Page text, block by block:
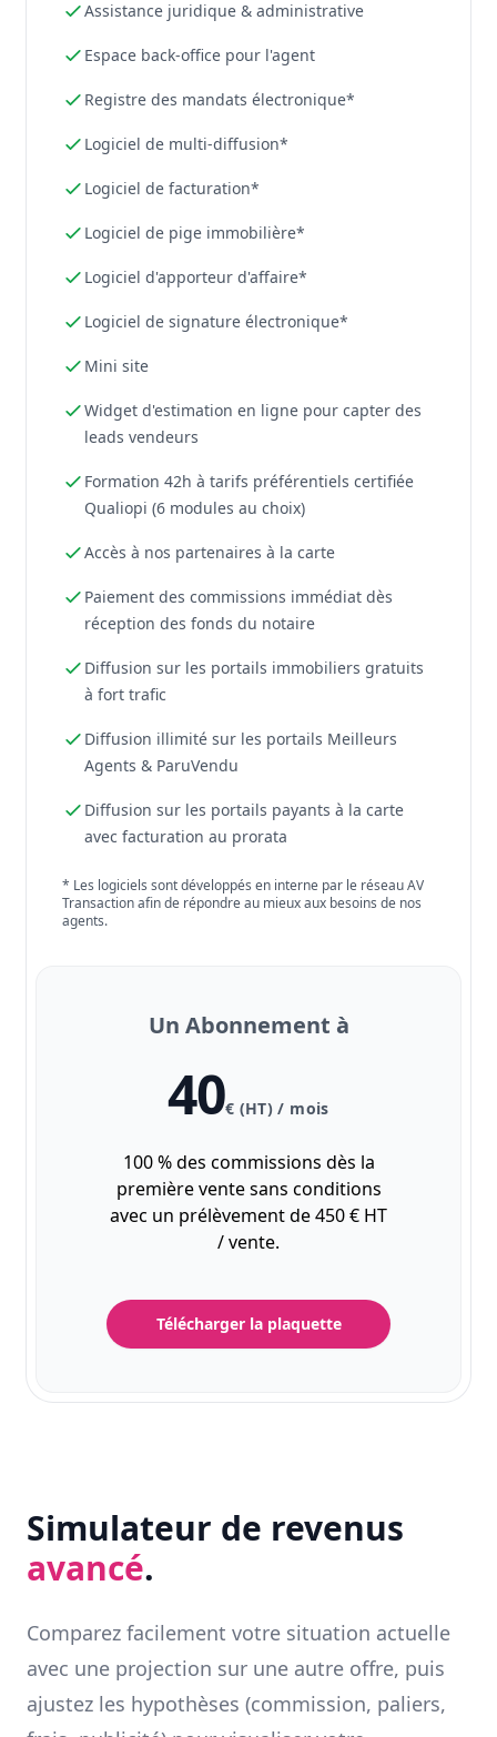
Assistance juridique & administrative
Espace back-office pour l'agent
Registre des mandats électronique*
Logiciel de multi-diffusion*
Logiciel de facturation*
Logiciel de pige immobilière*
Logiciel d'apporteur d'affaire*
Logiciel de signature électronique*
Mini site
Widget d'estimation en ligne pour capter des
leads vendeurs
Formation 42h à tarifs préférentiels certifiée
Qualiopi (6 modules au choix)
Accès à nos partenaires à la carte
Paiement des commissions immédiat dès
réception des fonds du notaire
Diffusion sur les portails immobiliers gratuits
à fort trafic
Diffusion illimité sur les portails Meilleurs
Agents & ParuVendu
Diffusion sur les portails payants à la carte
avec facturation au prorata
* Les logiciels sont développés en interne par le réseau AV
Transaction afin de répondre au mieux aux besoins de nos
agents.
Un Abonnement à
40€ (HT) / mois
100 % des commissions dès la
première vente sans conditions
avec un prélèvement de 450 € HT
/ vente.
Télécharger la plaquette
Simulateur de revenus
avancé.
Comparez facilement votre situation actuelle
avec une projection sur une autre offre, puis
ajustez les hypothèses (commission, paliers,